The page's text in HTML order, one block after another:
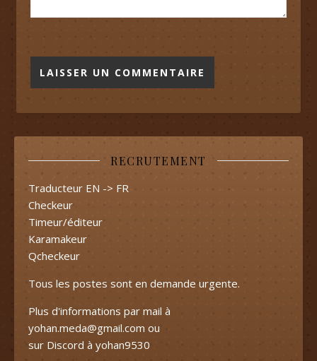
RECRUTEMENT
Traducteur EN -> FR
Checkeur
Timeur/éditeur
Karamakeur
Qcheckeur
Tous les postes sont en demande urgente.
Plus d'informations par mail à
yohan.meda@gmail.com ou
sur Discord à yohan9530